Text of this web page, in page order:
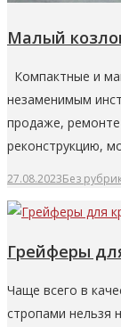
Малый
Компактные и
незаменимым
продаже,
реконструкцию,
27.08.2023Без
Грейферы
Чаще всего в
стропами нельзя